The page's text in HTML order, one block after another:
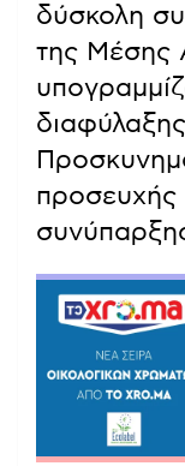
δύσκολη
της Μέσης
προσευχής